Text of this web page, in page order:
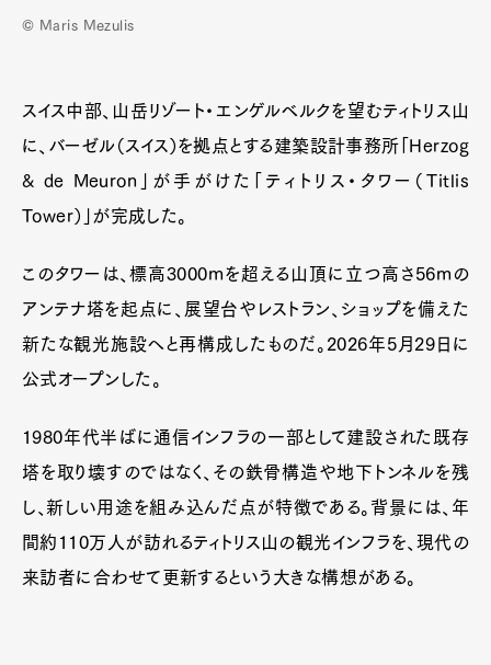
© Maris Mezulis
スイス中部、山岳リゾート・エンゲルベルクを望むティトリス山
に、バーゼル（スイス）を拠点とする建築設計事務所「Herzog
& de Meuron」が手がけた「ティトリス・タワー（Titlis
Tower）」が完成した。
このタワーは、標高3000mを超える山頂に立つ高さ56mの
アンテナ塔を起点に、展望台やレストラン、ショップを備えた
新たな観光施設へと再構成したものだ。2026年5月29日に
公式オープンした。
1980年代半ばに通信インフラの一部として建設された既存
塔を取り壊すのではなく、その鉄骨構造や地下トンネルを残
し、新しい用途を組み込んだ点が特徴である。背景には、年
間約110万人が訪れるティトリス山の観光インフラを、現代の
来訪者に合わせて更新するという大きな構想がある。